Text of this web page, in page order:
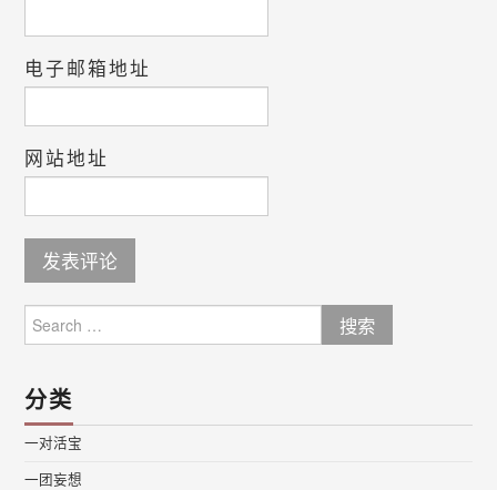
电子邮箱地址
网站地址
for:
分类
一对活宝
一团妄想